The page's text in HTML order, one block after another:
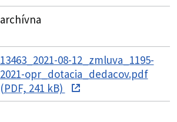
archívna
13463_2021-08-12_zmluva_1195-
2021-opr_dotacia_dedacov.pdf
(PDF, 241 kB)